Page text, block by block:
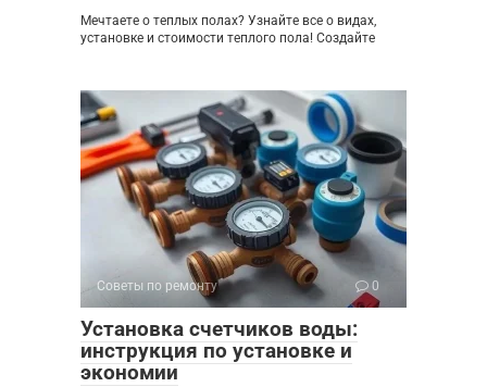
Мечтаете о теплых полах? Узнайте все о видах,
установке и стоимости теплого пола! Создайте
Советы по ремонту 0
Установка счетчиков воды:
инструкция по установке и
экономии